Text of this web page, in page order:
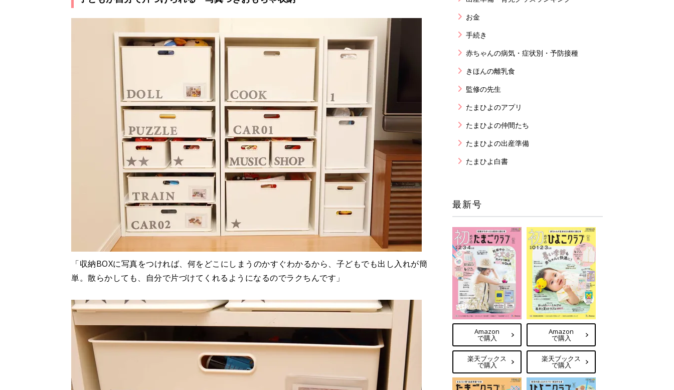
「収納BOXに写真をつければ、何をどこにしまうのかすぐわかるから、子どもでも出し入れが簡
単。散らかしても、自分で片づけてくれるようになるのでラクちんです」
お金
手続き
赤ちゃんの病気・症状別・予防接種
きほんの離乳食
監修の先生
たまひよのアプリ
たまひよの仲間たち
たまひよの出産準備
たまひよ白書
最新号
Amazon
で購入
楽天ブックス
で購入
Amazon
で購入
楽天ブックス
で購入